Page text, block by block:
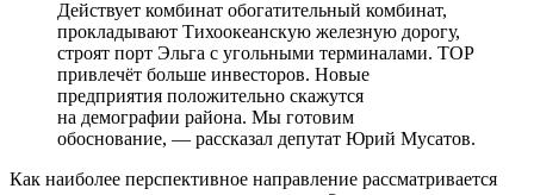
Действует комбинат обогатительный комбинат,
прокладывают Тихоокеанскую железную дорогу,
строят порт Эльга с угольными терминалами. ТОР
привлечёт больше инвесторов. Новые
предприятия положительно скажутся
на демографии района. Мы готовим
обоснование, — рассказал депутат Юрий Мусатов.
Как наиболее перспективное направление рассматривается